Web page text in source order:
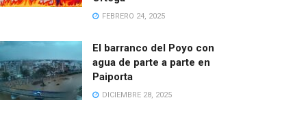
FEBRERO 24, 2025
El barranco del Poyo con
agua de parte a parte en
Paiporta
DICIEMBRE 28, 2025